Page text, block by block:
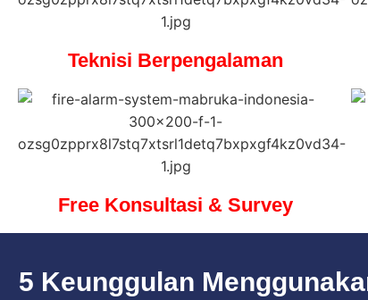
Teknisi Berpengalaman
Free Konsultasi & Survey
5 Keunggulan